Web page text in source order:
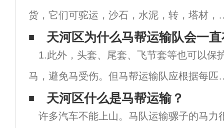
货，它们可驼运，沙石，水泥，转，塔材，
等！可走山路，台阶，沙漠，大山，车运输
到的地方它们都可以驼运到，现在电力建设
旅游开发，交通不便的地方修建房屋，寺庙
还有
天河区为什么马帮运输队会一
1.此外，头套、尾套、飞节套等也可以保
马，避免马受伤。但马帮运输队应根据每匹
的不同特点考虑防护装备的选择和使用。2.
尾套，一切都准备好了，可以装载和运输。
天河区什么是马帮运输？
许多汽车不能上山。马队运输骡子的马力